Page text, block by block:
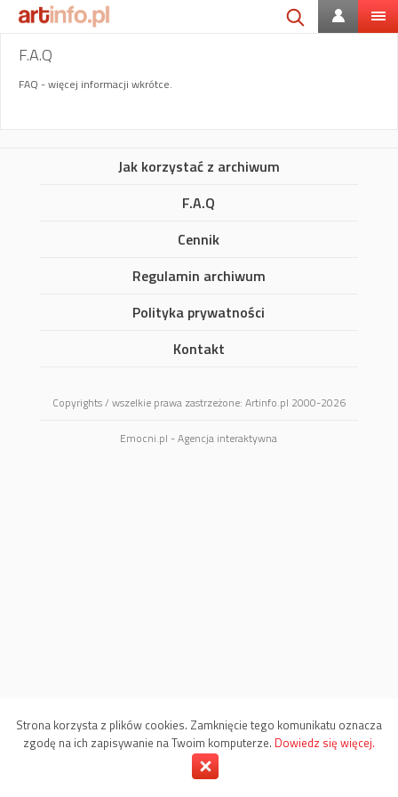
Strona korzysta z plików cookies. Zamknięcie tego komunikatu oznacza
zgodę na ich zapisywanie na Twoim komputerze. Dowiedz się więcej.
F.A.Q
FAQ - więcej informacji wkrótce.
Jak korzystać z archiwum
F.A.Q
Cennik
Regulamin archiwum
Polityka prywatności
Kontakt
Copyrights / wszelkie prawa zastrzeżone: Artinfo.pl 2000-2026
Emocni.pl - Agencja interaktywna